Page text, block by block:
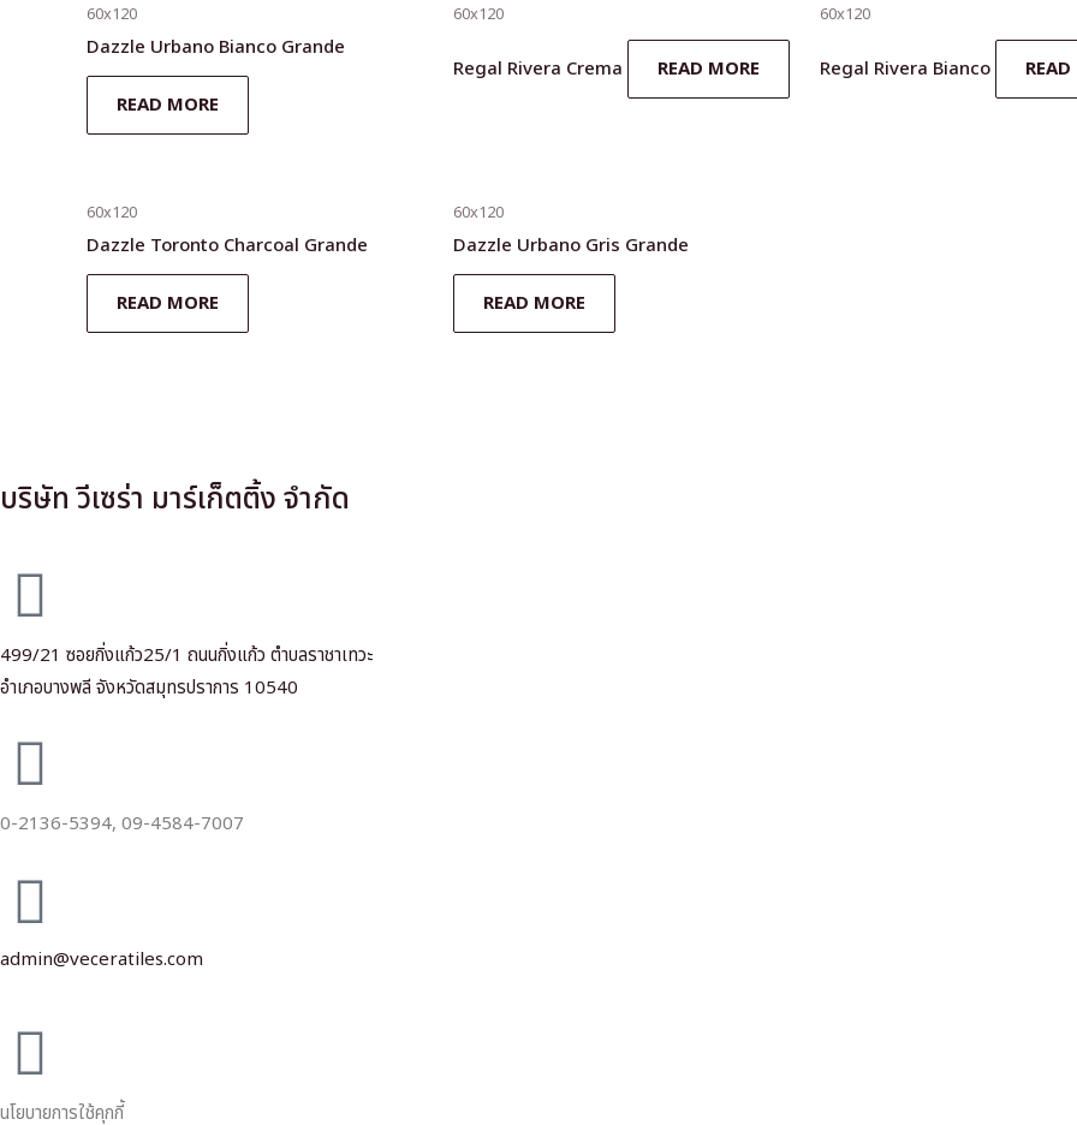
60x120
Dazzle Urbano Bianco Grande
READ MORE
60x120
Regal Rivera Crema READ MORE
60x120
Regal Rivera Bianco
60x120
Dazzle Toronto Charcoal Grande
READ MORE
60x120
Dazzle Urbano Gris Grande
READ MORE
บริษัท วีเซร่า มาร์เก็ตติ้ง จำกัด
499/21 ซอยกิ่งแก้ว25/1 ถนนกิ่งแก้ว ตำบลราชาเทวะ
อำเภอบางพลี จังหวัดสมุทรปราการ 10540
0-2136-5394, 09-4584-7007
admin@veceratiles.com
นโยบายการใช้คุกกี้